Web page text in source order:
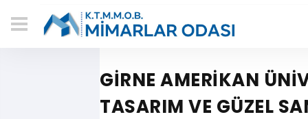
GİRNE AMERİKAN
TASARIM VE GÜZEL